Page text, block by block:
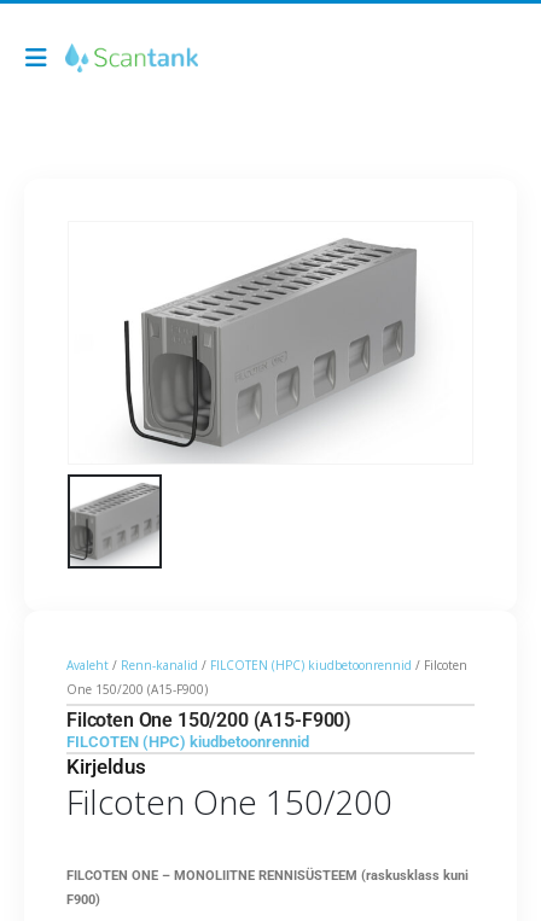
Avaleht / Renn-kanalid / FILCOTEN (HPC) kiudbetoonrennid / Filcoten
One 150/200 (A15-F900)
Filcoten One 150/200 (A15-F900)
FILCOTEN (HPC) kiudbetoonrennid
Kirjeldus
Filcoten One 150/200
FILCOTEN ONE – MONOLIITNE RENNISÜSTEEM (raskusklass kuni
F900)